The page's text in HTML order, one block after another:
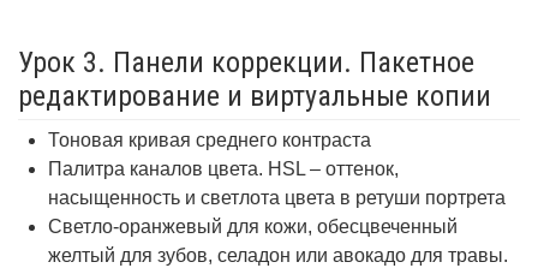
Урок 3. Панели коррекции. Пакетное
редактирование и виртуальные копии
Тоновая кривая среднего контраста
Палитра каналов цвета. HSL – оттенок,
насыщенность и светлота цвета в ретуши портрета
Светло-оранжевый для кожи, обесцвеченный
желтый для зубов, селадон или авокадо для травы.